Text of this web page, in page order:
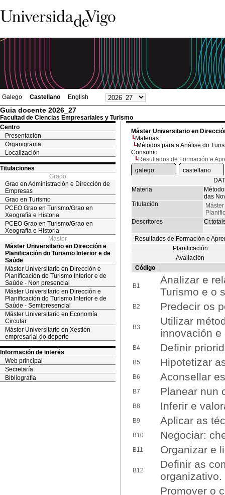
Galego Castellano English
Guia docente 2026_27
Facultad de Ciencias Empresariales y Turismo
Centro
Presentación
Organigrama
Localización
Titulaciones
Grado
Grao en Administración e Dirección de
Empresas
Grao en Turismo
PCEO Grao en Turismo/Grao en
Xeografía e Historia
PCEO Grao en Turismo/Grao en
Xeografía e Historia
Máster
Máster Universitario en Dirección e
Planificación do Turismo Interior e de
Saúde
Máster Universitario en Dirección e
Planificación do Turismo Interior e de
Saúde - Non presencial
Máster Universitario en Dirección e
Planificación do Turismo Interior e de
Saúde - Semipresencial
Máster Universitario en Economía
Circular
Máster Universitario en Xestión
empresarial do deporte
Información de interés
Web principal
Secretaría
Bibliografía
Máster Universitario en
Materias
Métodos para a Análise do
Consumo
Resultados de Formación e
galego
castellano
Materia
das
Titulación
Descritores
Resultados de Formación e
Planificación
Avaliación
Código
B1
Analizar e
Turismo e o
B2 Predecir os
B3
Utilizar
innovación
B4 Definir
B5 Hipotetizar
B6 Aconsellar
B7 Planear nun
B8 Inferir e
B9 Aplicar as
B10 Negociar:
B11 Organizar e
B12
Definir as
organizativo.
Promover o